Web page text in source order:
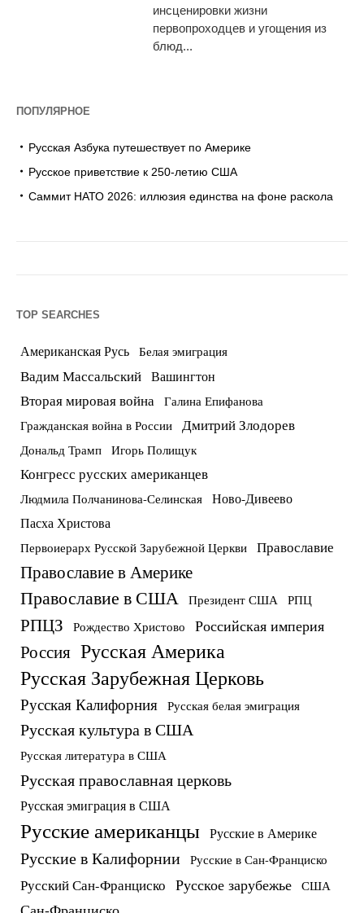
инсценировки жизни
первопроходцев и угощения из
блюд...
ПОПУЛЯРНОЕ
Русская Азбука путешествует по Америке
Русское приветствие к 250-летию США
Саммит НАТО 2026: иллюзия единства на фоне раскола
TOP SEARCHES
Американская Русь Белая эмиграция
Вадим Массальский Вашингтон
Вторая мировая война Галина Епифанова
Гражданская война в России Дмитрий Злодорев
Дональд Трамп Игорь Полищук
Конгресс русских американцев
Людмила Полчанинова-Селинская Ново-Дивеево
Пасха Христова
Первоиерарх Русской Зарубежной Церкви Православие
Православие в Америке
Православие в США Президент США РПЦ
РПЦЗ Рождество Христово Российская империя
Россия Русская Америка
Русская Зарубежная Церковь
Русская Калифорния Русская белая эмиграция
Русская культура в США
Русская литература в США
Русская православная церковь
Русская эмиграция в США
Русские американцы Русские в Америке
Русские в Калифорнии Русские в Сан-Франциско
Русский Сан-Франциско Русское зарубежье США